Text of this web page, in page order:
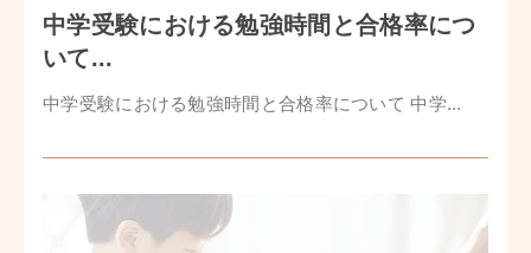
中学受験における勉強時間と合格率につ
いて...
中学受験における勉強時間と合格率について 中学...